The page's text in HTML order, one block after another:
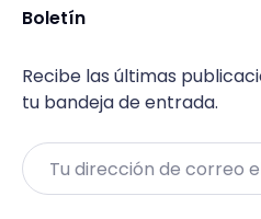
Boletín
Recibe las últimas
tu bandeja de entrada.
Email